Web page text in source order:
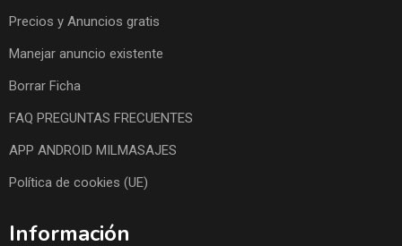
Precios y Anuncios gratis
Manejar anuncio existente
Borrar Ficha
FAQ PREGUNTAS FRECUENTES
APP ANDROID MILMASAJES
Política de cookies (UE)
Información